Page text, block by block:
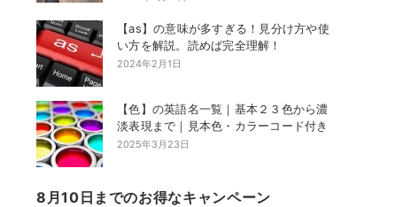
【as】の意味が多すぎる！見分け方や使
い方を解説。読めば完全理解！
2024年2月1日
【色】の英語名一覧｜基本２３色から濃
淡表現まで｜見本色・カラーコード付き
2025年3月23日
8月10日までのお得なキャンペーン